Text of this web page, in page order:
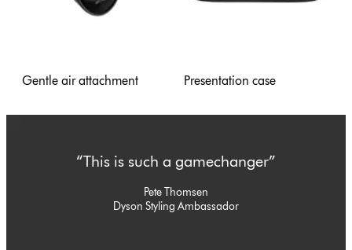
Gentle air attachment Presentation case
“This is such a gamechanger”
Pete Thomsen
Dyson Styling Ambassador